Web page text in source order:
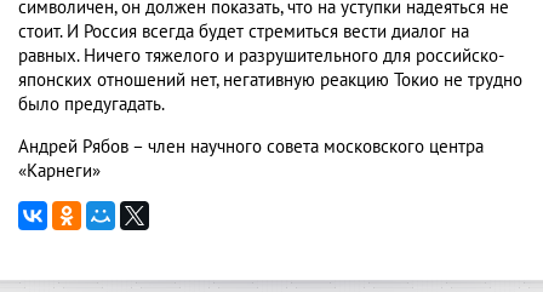
символичен, он должен показать, что на уступки надеяться не
стоит. И Россия всегда будет стремиться вести диалог на
равных. Ничего тяжелого и разрушительного для российско-
японских отношений нет, негативную реакцию Токио не трудно
было предугадать.
Андрей Рябов – член научного совета московского центра
«Карнеги»